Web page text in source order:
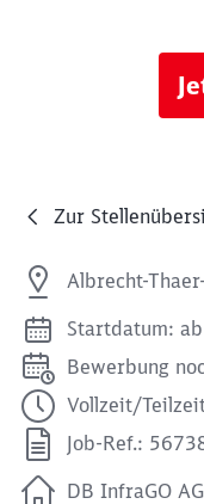
Zur
Albrecht-
Startdatum:
Bewerbung
Vollzeit/
Job-Ref.:
DB InfraGO AG